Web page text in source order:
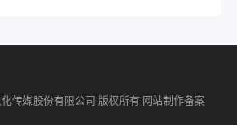
传媒股份有限公司 版权所有 网站制作备案